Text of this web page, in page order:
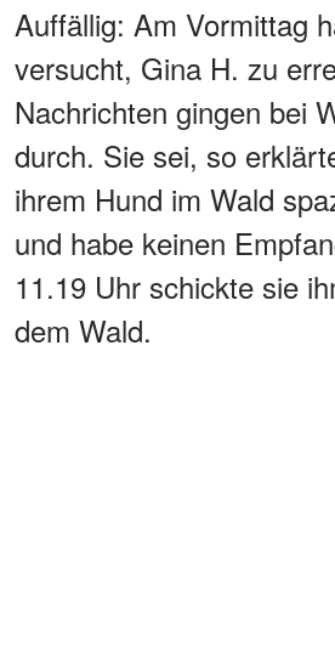
Auffällig: Am Vormittag
versucht, Gina H. zu
Nachrichten gingen bei
durch. Sie sei, so
ihrem Hund im Wald
und habe keinen
11.19 Uhr schickte sie
dem Wald.